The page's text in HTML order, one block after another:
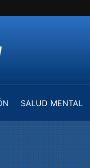
SALUD MENTAL